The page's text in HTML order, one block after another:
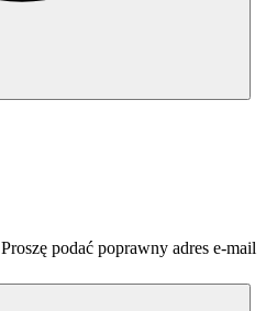
Proszę podać poprawny adres e-mail